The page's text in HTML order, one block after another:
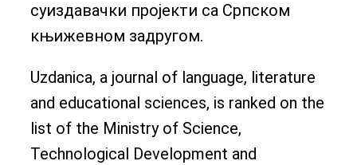
суиздавачки пројекти са Српском
књижевном задругом.
Uzdanica, a journal of language, literature
and educational sciences, is ranked on the
list of the Ministry of Science,
Technological Development and